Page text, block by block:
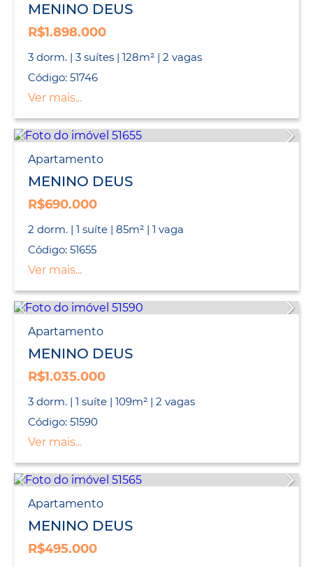
MENINO DEUS
R$1.898.000
3 dorm. | 3 suítes | 128m² | 2 vagas
Código: 51746
Ver mais...
Apartamento
MENINO DEUS
R$690.000
2 dorm. | 1 suíte | 85m² | 1 vaga
Código: 51655
Ver mais...
Apartamento
MENINO DEUS
R$1.035.000
3 dorm. | 1 suíte | 109m² | 2 vagas
Código: 51590
Ver mais...
Apartamento
MENINO DEUS
R$495.000